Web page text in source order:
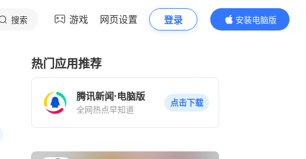
搜索 游戏 网页设置 登录
安装电脑版
内容更精彩
热门应用推荐
腾讯新闻·电脑版
全网热点早知道
点击下载